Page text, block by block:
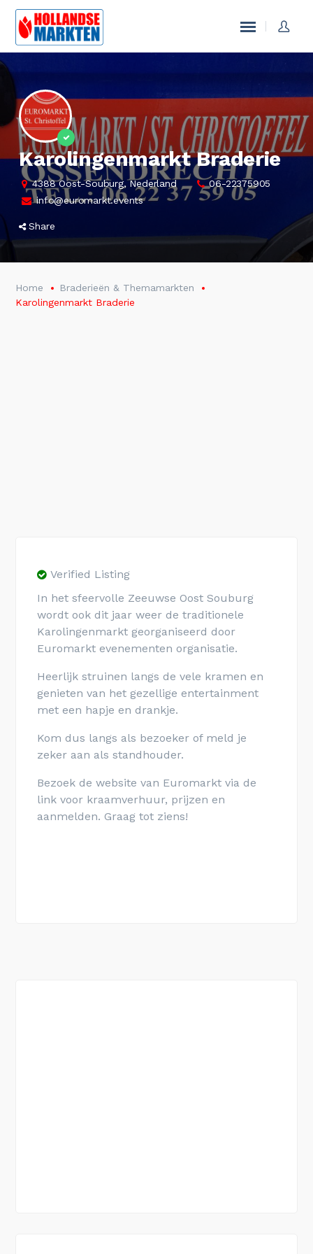
Karolingenmarkt Braderie
4388 Oost-Souburg, Nederland
06-22375905
info@euromarkt.events
Share
Home
Braderieën & Themamarkten
Karolingenmarkt Braderie
Verified Listing
In het sfeervolle Zeeuwse Oost Souburg
wordt ook dit jaar weer de traditionele
Karolingenmarkt georganiseerd door
Euromarkt evenementen organisatie.
Heerlijk struinen langs de vele kramen en
genieten van het gezellige entertainment
met een hapje en drankje.
Kom dus langs als bezoeker of meld je
zeker aan als standhouder.
Bezoek de website van Euromarkt via de
link voor kraamverhuur, prijzen en
aanmelden. Graag tot ziens!